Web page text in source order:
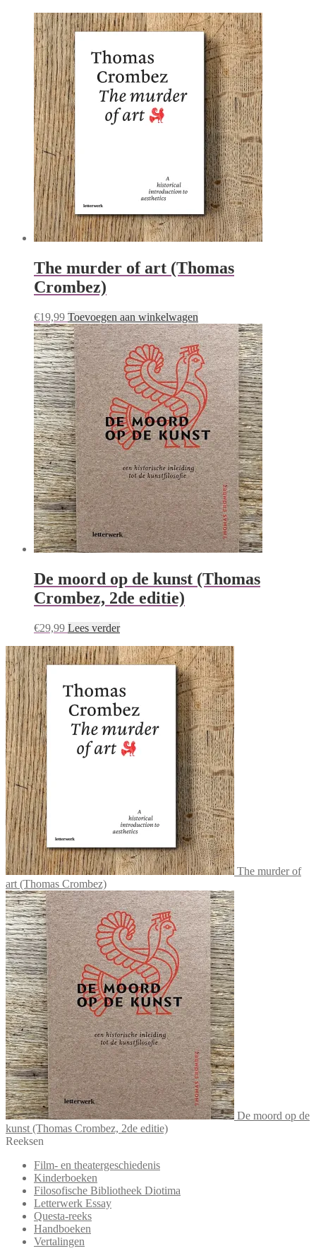
The murder of art (Thomas
Crombez)
€19,99 Toevoegen aan winkelwagen
De moord op de kunst (Thomas
Crombez, 2de editie)
€29,99 Lees verder
The murder of
art (Thomas Crombez)
De moord op de
kunst (Thomas Crombez, 2de editie)
Reeksen
Film- en theatergeschiedenis
Kinderboeken
Filosofische Bibliotheek Diotima
Letterwerk Essay
Questa-reeks
Handboeken
Vertalingen